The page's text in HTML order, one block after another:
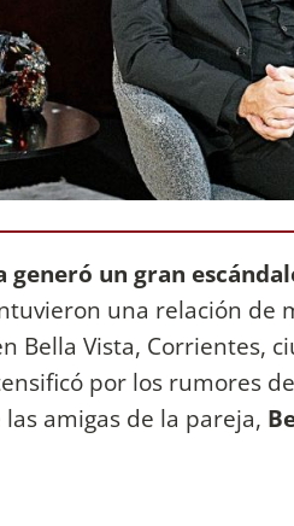
generó un gran
una relación de
Bella Vista, Corrientes,
por los rumores
amigas de la pareja,